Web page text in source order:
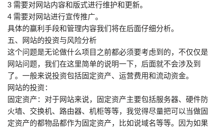
3 需要对网站内容和版式进行维护和更新。
4 需要对网站进行宣传推广。
具体的赢利手段和管理内容我们将在后面仔细分析。
五、网站的投资与风险分析
这个问题是无论做什么项目之前都必须要考虑到的，不仅仅是
网站问题，我们在这里简单的说明一下，后面就不会涉及到
了。一般来说投资包括固定资产、运营费用和流动资金。
网站的投资：
固定资产：对于网站来说，固定资产主要包括服务器、硬件防
火墙、交换机、路由器、机柜等等，我觉得尽量把可以当做固
定资产的都物品都作为固定资产，比如说域名等等。因为如果